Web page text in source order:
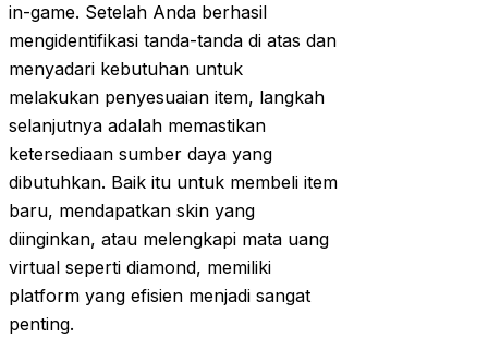
in-game. Setelah Anda berhasil
mengidentifikasi tanda-tanda di atas dan
menyadari kebutuhan untuk
melakukan penyesuaian item, langkah
selanjutnya adalah memastikan
ketersediaan sumber daya yang
dibutuhkan. Baik itu untuk membeli item
baru, mendapatkan skin yang
diinginkan, atau melengkapi mata uang
virtual seperti diamond, memiliki
platform yang efisien menjadi sangat
penting.